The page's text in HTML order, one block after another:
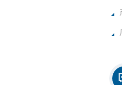
4
措